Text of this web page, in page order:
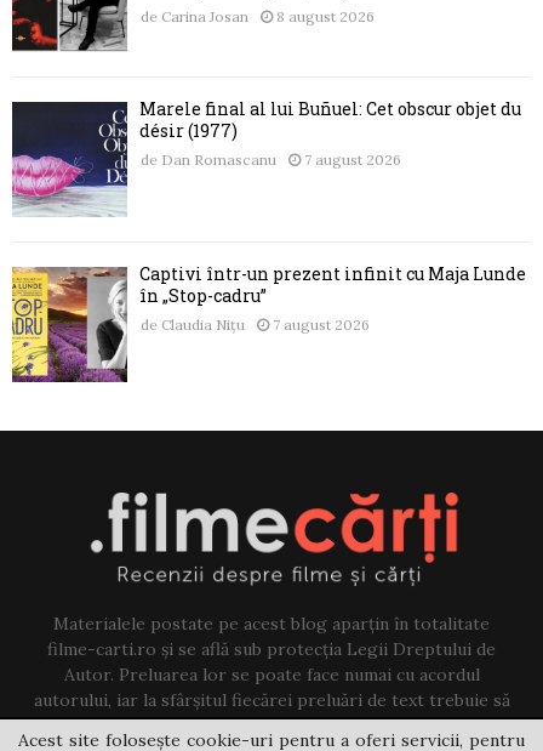
de Carina Josan 8 august 2026
Marele final al lui Buñuel: Cet obscur objet du
désir (1977)
de Dan Romascanu 7 august 2026
Captivi într-un prezent infinit cu Maja Lunde
în „Stop-cadru”
de Claudia Nițu 7 august 2026
Materialele postate pe acest blog aparțin în totalitate
filme-carti.ro și se află sub protecția Legii Dreptului de
Autor. Preluarea lor se poate face numai cu acordul
autorului, iar la sfârșitul fiecărei preluări de text trebuie să
existe un link către acest blog.
Acest site folosește cookie-uri pentru a oferi servicii, pentru